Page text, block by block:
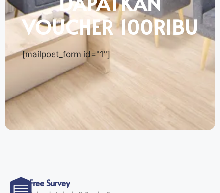
VOUCHER 100RIBU
[mailpoet_form id="1"]
Free Survey